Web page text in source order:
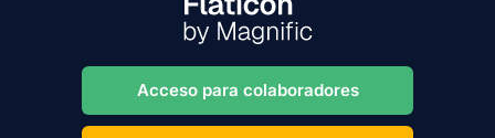
Acceso para colaboradores